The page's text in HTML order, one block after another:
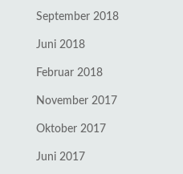
September 2018
Juni 2018
Februar 2018
November 2017
Oktober 2017
Juni 2017